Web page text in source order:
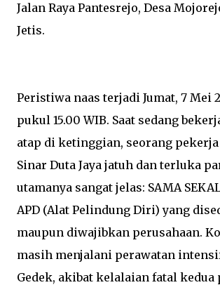
Jalan Raya Pantesrejo, Desa
Jetis.
Peristiwa naas terjadi Jumat, 7 Mei
pukul 15.00 WIB. Saat sedang
atap di ketinggian, seorang pekerja
Sinar Duta Jaya jatuh dan terluka
utamanya sangat jelas: SAMA
APD (Alat Pelindung Diri) yang
maupun diwajibkan perusahaan.
masih menjalani perawatan
Gedek, akibat kelalaian fatal kedua